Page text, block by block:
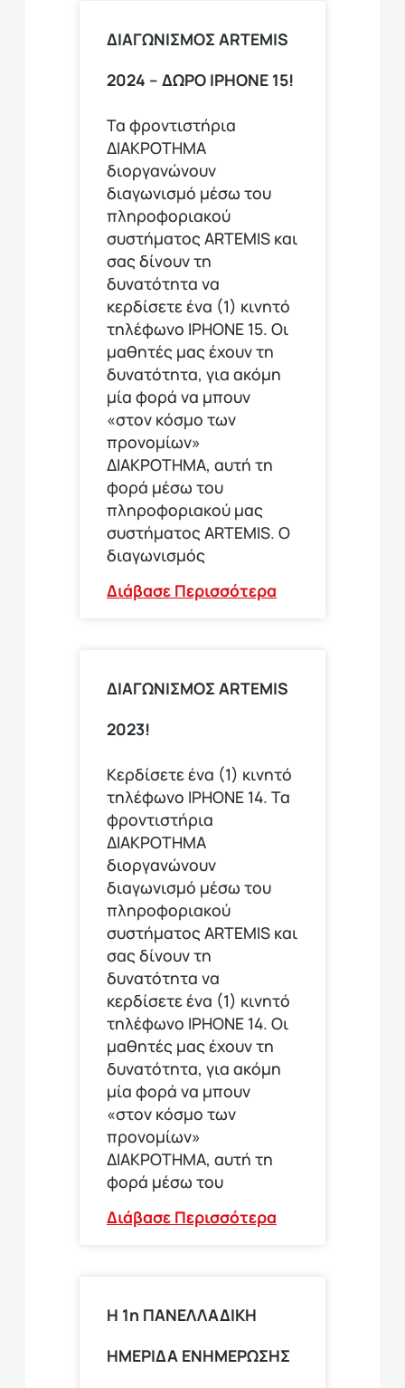
ΔΙΑΓΩΝΙΣΜΟΣ ΑRTEMIS
2024 – ΔΩΡΟ IPHONE 15!
Τα φροντιστήρια
ΔΙΑΚΡΟΤΗΜΑ
διοργανώνουν
διαγωνισμό μέσω του
πληροφοριακού
συστήματος ARTEMIS και
σας δίνουν τη
δυνατότητα να
κερδίσετε ένα (1) κινητό
τηλέφωνο ΙΡΗΟΝΕ 15. Οι
μαθητές μας έχουν τη
δυνατότητα, για ακόμη
μία φορά να μπουν
«στον κόσμο των
προνομίων»
ΔΙΑΚΡΟΤΗΜΑ, αυτή τη
φορά μέσω του
πληροφοριακού μας
συστήματος ARTEMIS. Ο
διαγωνισμός
Διάβασε Περισσότερα
ΔΙΑΓΩΝΙΣΜΟΣ ARTEMIS
2023!
Κερδίσετε ένα (1) κινητό
τηλέφωνο ΙΡΗΟΝΕ 14. Τα
φροντιστήρια
ΔΙΑΚΡΟΤΗΜΑ
διοργανώνουν
διαγωνισμό μέσω του
πληροφοριακού
συστήματος ARTEMIS και
σας δίνουν τη
δυνατότητα να
κερδίσετε ένα (1) κινητό
τηλέφωνο ΙΡΗΟΝΕ 14. Οι
μαθητές μας έχουν τη
δυνατότητα, για ακόμη
μία φορά να μπουν
«στον κόσμο των
προνομίων»
ΔΙΑΚΡΟΤΗΜΑ, αυτή τη
φορά μέσω του
Διάβασε Περισσότερα
Η 1η ΠΑΝΕΛΛΑΔΙΚΗ
ΗΜΕΡΙΔΑ ΕΝΗΜΕΡΩΣΗΣ